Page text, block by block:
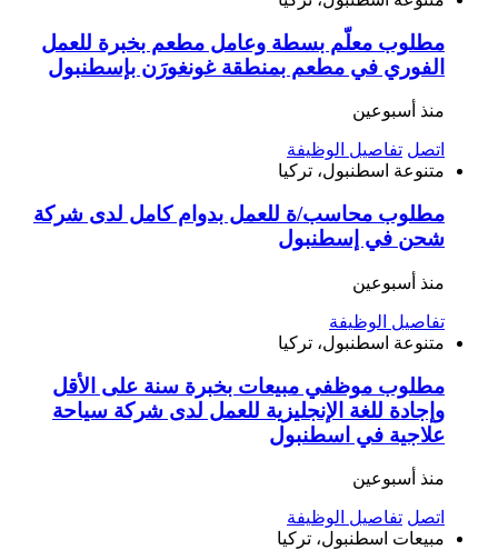
مطلوب معلّم بسطة وعامل مطعم بخبرة للعمل
الفوري في مطعم بمنطقة غونغورَن بإسطنبول
منذ أسبوعين
اتصل تفاصيل الوظيفة
متنوعة اسطنبول، تركيا
مطلوب محاسب/ة للعمل بدوام كامل لدى شركة
شحن في إسطنبول
منذ أسبوعين
تفاصيل الوظيفة
متنوعة اسطنبول، تركيا
مطلوب موظفي مبيعات بخبرة سنة على الأقل
وإجادة للغة الإنجليزية للعمل لدى شركة سياحة
علاجية في اسطنبول
منذ أسبوعين
اتصل تفاصيل الوظيفة
مبيعات اسطنبول، تركيا